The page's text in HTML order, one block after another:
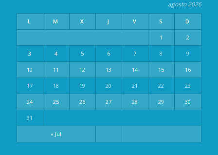
agosto 2026
L M X J V S D
« Jul
1 2
3 4 5 6 7 8 9
10 11 12 13 14 15 16
17 18 19 20 21 22 23
24 25 26 27 28 29 30
31